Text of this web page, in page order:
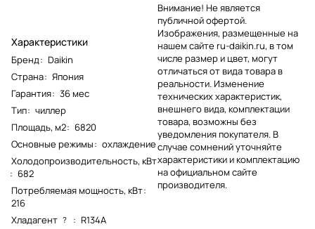
Характеристики
Бренд: Daikin
Страна: Япония
Гарантия: 36 мес
Тип: чиллер
Площадь, м2: 6820
Основные режимы: охлаждение
Холодопроизводительность, кВт
: 682
Потребляемая мощность, кВт:
216
Хладагент ? : R134A
Внимание! Не является
публичной офертой.
Изображения, размещенные на
нашем сайте ru-daikin.ru, в том
числе размер и цвет, могут
отличаться от вида товара в
реальности. Изменение
технических характеристик,
внешнего вида, комплектации
товара, возможны без
уведомления покупателя. В
случае сомнений уточняйте
характеристики и комплектацию
на официальном сайте
производителя.